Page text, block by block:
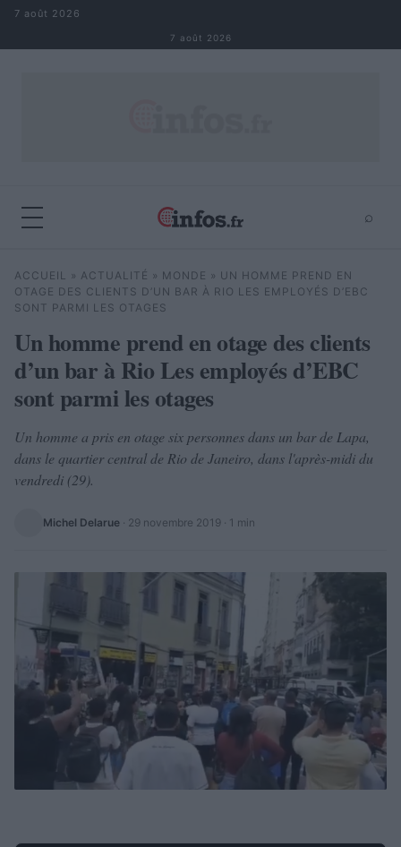
Aller au contenu
7 août 2026
7 août 2026
⌕
Rechercher ⌕
ACCUEIL » ACTUALITÉ » MONDE » UN HOMME PREND EN
OTAGE DES CLIENTS D’UN BAR À RIO LES EMPLOYÉS D’EBC
SONT PARMI LES OTAGES
Un homme prend en otage des clients
d’un bar à Rio Les employés d’EBC
sont parmi les otages
Un homme a pris en otage six personnes dans un bar de Lapa,
dans le quartier central de Rio de Janeiro, dans l'après-midi du
vendredi (29).
Michel Delarue · 29 novembre 2019 · 1 min